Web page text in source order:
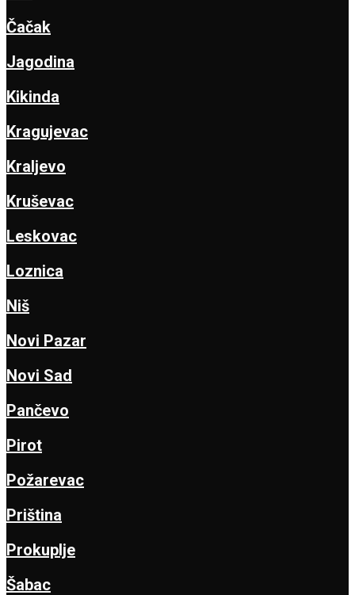
Čačak
Jagodina
Kikinda
Kragujevac
Kraljevo
Kruševac
Leskovac
Loznica
Niš
Novi Pazar
Novi Sad
Pančevo
Pirot
Požarevac
Priština
Prokuplje
Šabac